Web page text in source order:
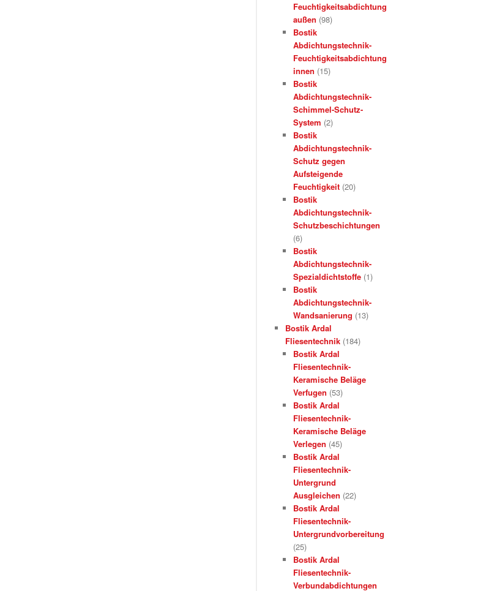
Feuchtigkeitsabdichtung
außen (98)
Bostik
Abdichtungstechnik-
Feuchtigkeitsabdichtung
innen (15)
Bostik
Abdichtungstechnik-
Schimmel-Schutz-
System (2)
Bostik
Abdichtungstechnik-
Schutz gegen
Aufsteigende
Feuchtigkeit (20)
Bostik
Abdichtungstechnik-
Schutzbeschichtungen
(6)
Bostik
Abdichtungstechnik-
Spezialdichtstoffe (1)
Bostik
Abdichtungstechnik-
Wandsanierung (13)
Bostik Ardal
Fliesentechnik (184)
Bostik Ardal
Fliesentechnik-
Keramische Beläge
Verfugen (53)
Bostik Ardal
Fliesentechnik-
Keramische Beläge
Verlegen (45)
Bostik Ardal
Fliesentechnik-
Untergrund
Ausgleichen (22)
Bostik Ardal
Fliesentechnik-
Untergrundvorbereitung
(25)
Bostik Ardal
Fliesentechnik-
Verbundabdichtungen